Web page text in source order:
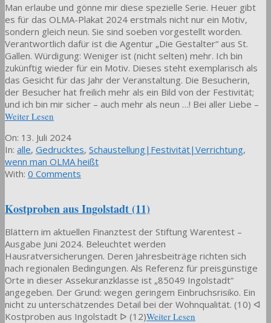
Man erlaube und gönne mir diese spezielle Serie. Heuer gibt
es für das OLMA-Plakat 2024 erstmals nicht nur ein Motiv,
sondern gleich neun. Sie sind soeben vorgestellt worden.
Verantwortlich dafür ist die Agentur „Die Gestalter“ aus St.
Gallen. Würdigung: Weniger ist (nicht selten) mehr. Ich bin
zukünftig wieder für ein Motiv. Dieses steht exemplarisch als
das Gesicht für das Jahr der Veranstaltung. Die Besucherin,
der Besucher hat freilich mehr als ein Bild von der Festivität;
und ich bin mir sicher – auch mehr als neun …! Bei aller Liebe –
Weiter Lesen
2024-
07-
13
On: 13. Juli 2024
In: alle, Gedrucktes, Schaustellung|Festivität|Verrichtung,
wenn man OLMA heißt
With: 0 Comments
Kostproben aus Ingolstadt (11)
Blättern im aktuellen Finanztest der Stiftung Warentest –
Ausgabe Juni 2024. Beleuchtet werden
Hausratversicherungen. Deren Jahresbeiträge richten sich
nach regionalen Bedingungen. Als Referenz für preisgünstige
Orte in dieser Assekuranzklasse ist „85049 Ingolstadt“
angegeben. Der Grund: wegen geringem Einbruchsrisiko. Ein
nicht zu unterschätzendes Detail bei der Wohnqualität. (10) ᐊ
Kostproben aus Ingolstadt ᐅ (12)Weiter Lesen